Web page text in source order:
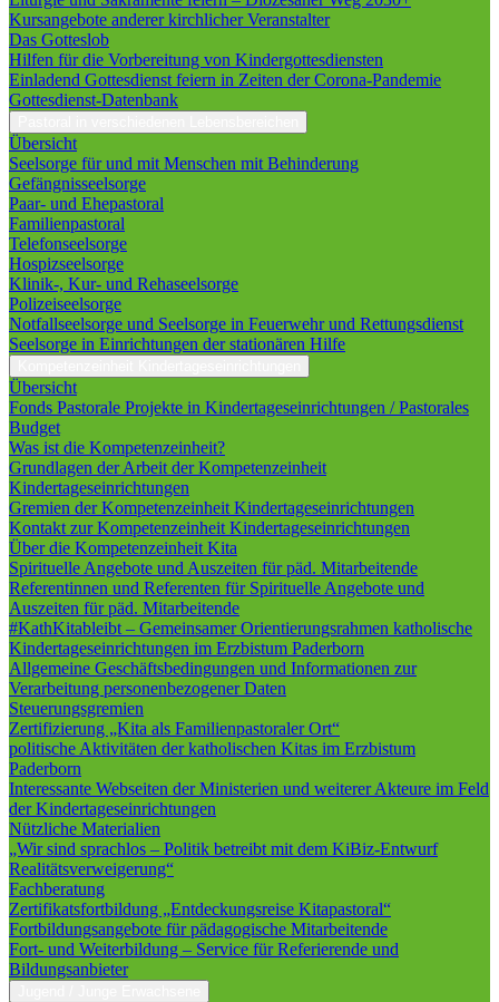
Kursangebote anderer kirchlicher Veranstalter
Das Gotteslob
Hilfen für die Vorbereitung von Kindergottesdiensten
Einladend Gottesdienst feiern in Zeiten der Corona-Pandemie
Gottesdienst-Datenbank
Übersicht
Seelsorge für und mit Menschen mit Behinderung
Gefängnisseelsorge
Paar- und Ehepastoral
Familienpastoral
Telefonseelsorge
Hospizseelsorge
Klinik-, Kur- und Rehaseelsorge
Polizeiseelsorge
Notfallseelsorge und Seelsorge in Feuerwehr und Rettungsdienst
Seelsorge in Einrichtungen der stationären Hilfe
Übersicht
Fonds Pastorale Projekte in Kindertageseinrichtungen / Pastorales
Budget
Was ist die Kompetenzeinheit?
Grundlagen der Arbeit der Kompetenzeinheit
Kindertageseinrichtungen
Gremien der Kompetenzeinheit Kindertageseinrichtungen
Kontakt zur Kompetenzeinheit Kindertageseinrichtungen
Über die Kompetenzeinheit Kita
Spirituelle Angebote und Auszeiten für päd. Mitarbeitende
Referentinnen und Referenten für Spirituelle Angebote und
Auszeiten für päd. Mitarbeitende
#KathKitableibt – Gemeinsamer Orientierungsrahmen katholische
Kindertageseinrichtungen im Erzbistum Paderborn
Allgemeine Geschäftsbedingungen und Informationen zur
Verarbeitung personenbezogener Daten
Steuerungsgremien
Zertifizierung „Kita als Familienpastoraler Ort“
politische Aktivitäten der katholischen Kitas im Erzbistum
Paderborn
Interessante Webseiten der Ministerien und weiterer Akteure im Feld
der Kindertageseinrichtungen
Nützliche Materialien
„Wir sind sprachlos – Politik betreibt mit dem KiBiz-Entwurf
Realitätsverweigerung“
Fachberatung
Zertifikatsfortbildung „Entdeckungsreise Kitapastoral“
Fortbildungsangebote für pädagogische Mitarbeitende
Fort- und Weiterbildung – Service für Referierende und
Bildungsanbieter